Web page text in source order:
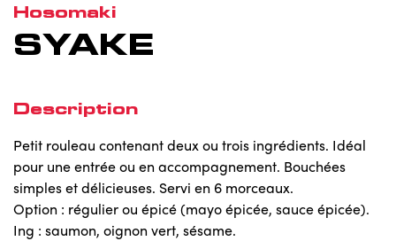
Hosomaki
SYAKE
Description
Petit rouleau contenant deux ou trois ingrédients. Idéal
pour une entrée ou en accompagnement. Bouchées
simples et délicieuses. Servi en 6 morceaux.
Option : régulier ou épicé (mayo épicée, sauce épicée).
Ing : saumon, oignon vert, sésame.